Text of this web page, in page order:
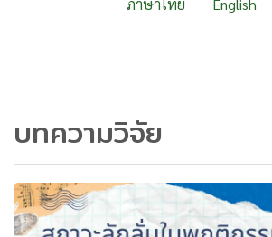
ภาษาไทย English
บทความวิจัย